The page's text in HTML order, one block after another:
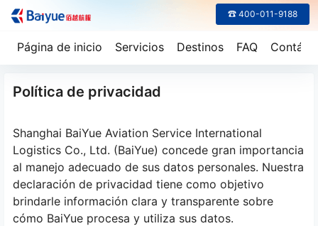
Página de inicio Servicios Destinos FAQ
☎ 400-011-9188
Política de privacidad
Shanghai BaiYue Aviation Service International
Logistics Co., Ltd. (BaiYue) concede gran importancia
al manejo adecuado de sus datos personales. Nuestra
declaración de privacidad tiene como objetivo
brindarle información clara y transparente sobre
cómo BaiYue procesa y utiliza sus datos.